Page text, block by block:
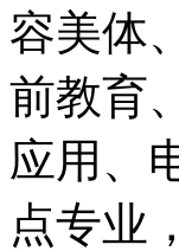
容美体
前教育
应用、
点专业